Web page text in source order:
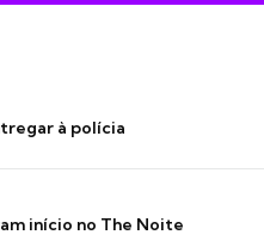
à polícia
início no The Noite